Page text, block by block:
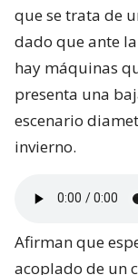
que se trata de
dado que ante
hay máquinas
presenta una
escenario
invierno.
Afirman que
acoplado de un